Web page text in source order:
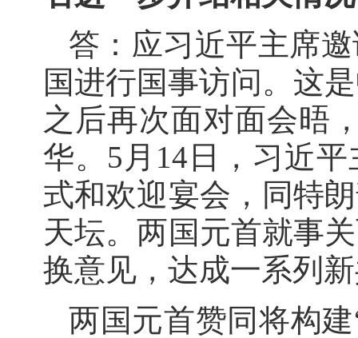
答：应习近平主席
国进行国事访问。这
之后再次面对面会晤
华。5月14日，习近
式和欢迎宴会，同特
天坛。两国元首就事
换意见，达成一系列
两国元首赞同将构